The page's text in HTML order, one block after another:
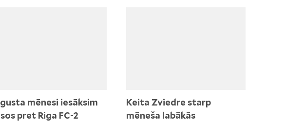
mēnesi iesāksim
pret Riga FC-2
Keita Zviedre starp
mēneša labākās